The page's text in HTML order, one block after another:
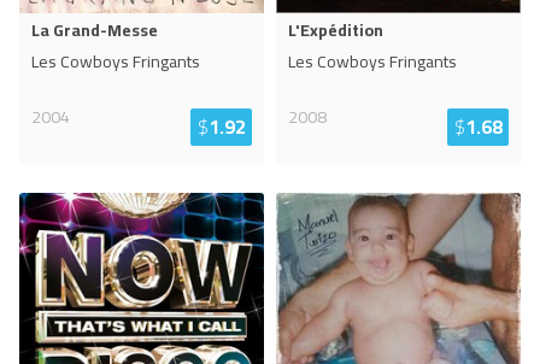
La Grand-Messe
Les Cowboys Fringants
2004
$1.92
L'Expédition
Les Cowboys Fringants
2008
$1.68